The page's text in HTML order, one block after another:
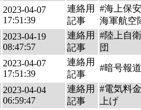
2023-04-07
17:51:39
連絡用
記事
#海上保
海軍航空
2023-04-19
08:47:57
連絡用
記事
#陸上自
団
2023-04-07
17:51:39
連絡用
記事
#暗号報
2023-04-04
06:59:47
連絡用
記事
#電気料
上げ